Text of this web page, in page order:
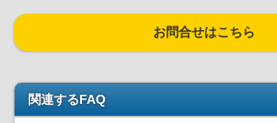
お問合せはこちら
関連するFAQ